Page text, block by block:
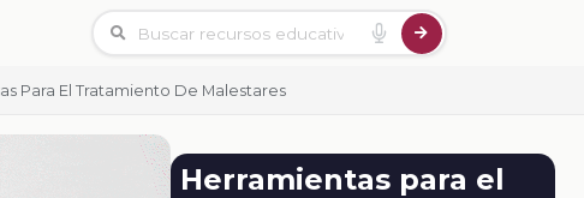
Para El Tratamiento De Malestares
Herramientas para el